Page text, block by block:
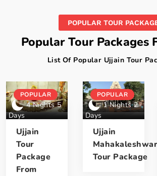
POPULAR TOUR
Popular Tour Packages
List Of Popular Ujjain Tour
POPULAR
4 Nights 5
Days
Ujjain
Tour
Package
From
POPULAR
1 Nights 2
Days
Ujjain
Mahakaleshwar
Tour Package